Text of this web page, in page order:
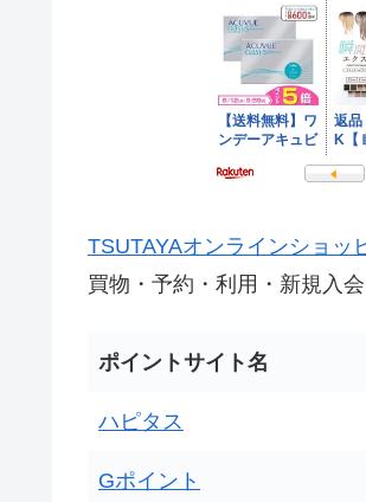
TSUTAYAオンラインショッ
買物・予約・利用・新規入
ポイントサイト名
ハピタス
Gポイント